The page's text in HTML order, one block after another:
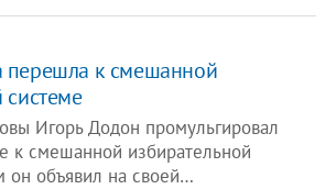
перешла к смешанной
системе
Игорь Додон промульгировал
к смешанной избирательной
он объявил на своей…